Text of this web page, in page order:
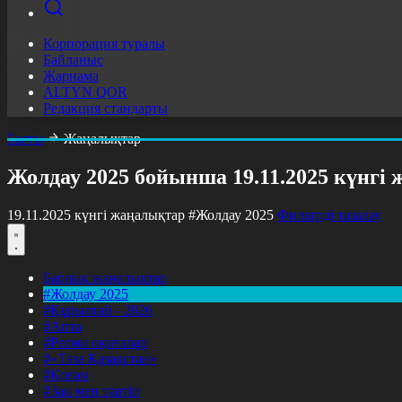
Корпорация туралы
Байланыс
Жарнама
ALTYN QOR
Редакция стандарты
Басты
Жаңалықтар
Жолдау 2025 бойынша 19.11.2025 күнгі
19.11.2025 күнгі жаңалықтар #Жолдау 2025 Фильтрді тазалау
Барлық жаңалықтар
#Жолдау 2025
#Құрылтай - 2026
#Апта
#Ресми оқиғалар
#«Таза Қазақстан»
#Қоғам
#Заң мен тәртіп